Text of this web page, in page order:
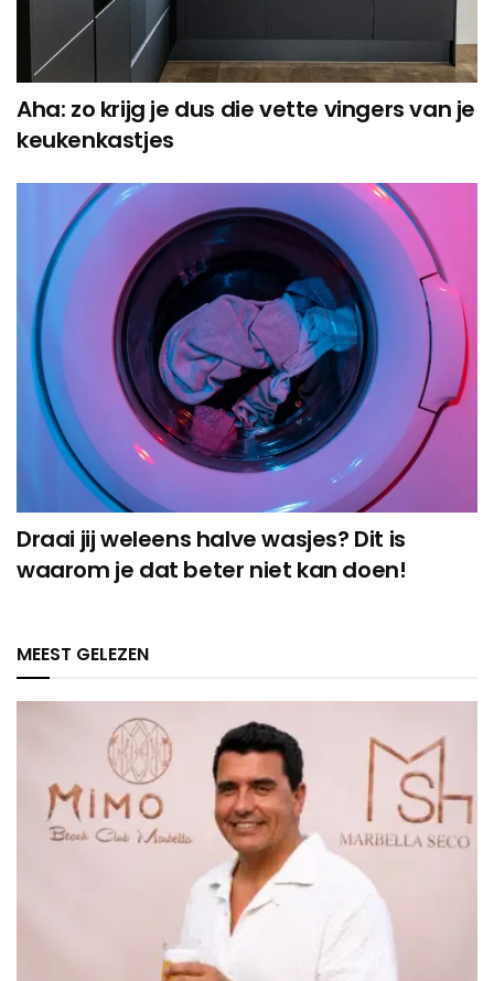
Aha: zo krijg je dus die vette vingers van je
keukenkastjes
Draai jij weleens halve wasjes? Dit is
waarom je dat beter niet kan doen!
MEEST GELEZEN